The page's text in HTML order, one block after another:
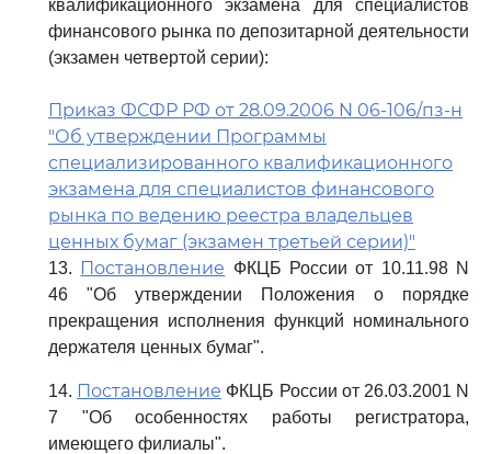
квалификационного экзамена для специалистов
финансового рынка по депозитарной деятельности
(экзамен четвертой серии):
Приказ ФСФР РФ от 28.09.2006 N 06-106/пз-н
"Об утверждении Программы
специализированного квалификационного
экзамена для специалистов финансового
рынка по ведению реестра владельцев
ценных бумаг (экзамен третьей серии)"
13. Постановление ФКЦБ России от 10.11.98 N
46 "Об утверждении Положения о порядке
прекращения исполнения функций номинального
держателя ценных бумаг".
14. Постановление ФКЦБ России от 26.03.2001 N
7 "Об особенностях работы регистратора,
имеющего филиалы".